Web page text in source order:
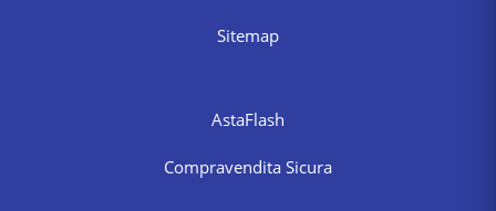
Sitemap
AstaFlash
Compravendita Sicura